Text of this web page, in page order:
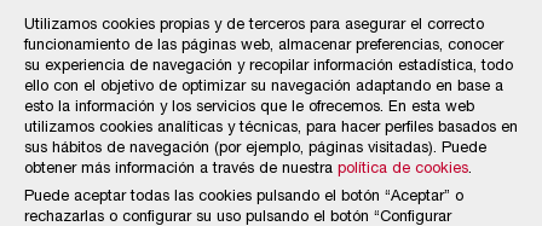
Navegación de Gijón
Utilizamos cookies propias y de terceros para asegurar el correcto
funcionamiento de las páginas web, almacenar preferencias, conocer
su experiencia de navegación y recopilar información estadística, todo
ello con el objetivo de optimizar su navegación adaptando en base a
esto la información y los servicios que le ofrecemos. En esta web
utilizamos cookies analíticas y técnicas, para hacer perfiles basados en
sus hábitos de navegación (por ejemplo, páginas visitadas). Puede
obtener más información a través de nuestra política de cookies.
Puede aceptar todas las cookies pulsando el botón “Aceptar” o
rechazarlas o configurar su uso pulsando el botón “Configurar